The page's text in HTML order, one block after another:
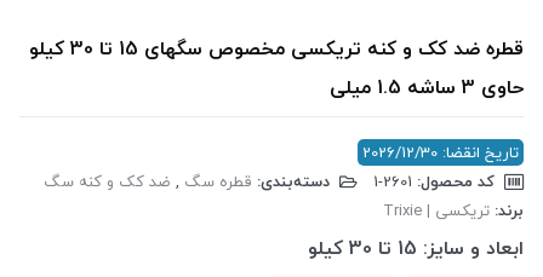
قطره ضد کک و کنه تریکسی مخصوص سگهای 15 تا 30 کیلو
حاوی 3 ساشه 1.5 میلی
تاریخ انقضا: 2026/12/30
کد محصول:
دسته‌بندی: قطره سگ , ضد کک و کنه سگ
برند: تریکسی | Trixie
ابعاد و سایز: 15 تا 30 کیلو